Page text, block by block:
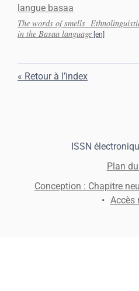
langue basaa
The words of smells
in the Basaa language
Retour à l’index
ISSN
Plan
Conception : Chapitre
Accès